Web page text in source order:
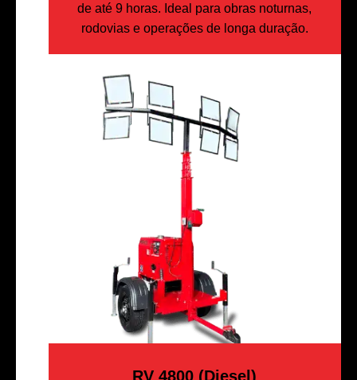
de até 9 horas. Ideal para obras noturnas,
rodovias e operações de longa duração.
RV 4800 (Diesel)